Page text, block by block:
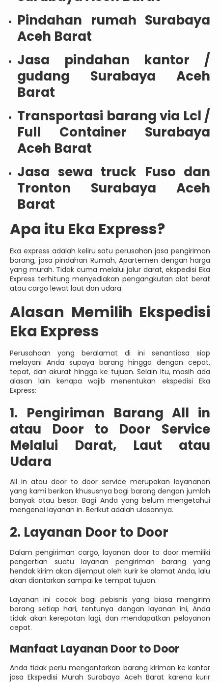
Pindahan rumah Surabaya
Aceh Barat
Jasa pindahan kantor /
gudang Surabaya Aceh
Barat
Transportasi barang via Lcl /
Full Container Surabaya
Aceh Barat
Jasa sewa truck Fuso dan
Tronton Surabaya Aceh
Barat
Apa itu Eka Express?
Eka express adalah keliru satu perusahan jasa pengiriman
barang, jasa pindahan Rumah, Apartemen dengan harga
yang murah. Tidak cuma melalui jalur darat, ekspedisi Eka
Express terhitung menyediakan pengangkutan alat berat
atau cargo lewat laut dan udara.
Alasan Memilih Ekspedisi
Eka Express
Perusahaan yang beralamat di ini senantiasa siap
melayani Anda supaya barang hingga dengan cepat,
tepat, dan akurat hingga ke tujuan. Selain itu, masih ada
alasan lain kenapa wajib menentukan ekspedisi Eka
Express:
1. Pengiriman Barang All in
atau Door to Door Service
Melalui Darat, Laut atau
Udara
All in atau door to door service merupakan layananan
yang kami berikan khususnya bagi barang dengan jumlah
banyak atau besar. Bagi Anda yang belum mengetahui
mengenai layanan in. Berikut adalah ulasannya.
2. Layanan Door to Door
Dalam pengiriman cargo, layanan door to door memiliki
pengertian suatu layanan pengiriman barang yang
hendak kirim akan dijemput oleh kurir ke alamat Anda, lalu
akan diantarkan sampai ke tempat tujuan.
Layanan ini cocok bagi pebisnis yang biasa mengirim
barang setiap hari, tentunya dengan layanan ini, Anda
tidak akan kerepotan lagi, dan mendapatkan pelayanan
cepat.
Manfaat Layanan Door to Door
Anda tidak perlu mengantarkan barang kiriman ke kantor
jasa Ekspedisi Murah Surabaya Aceh Barat karena kurir